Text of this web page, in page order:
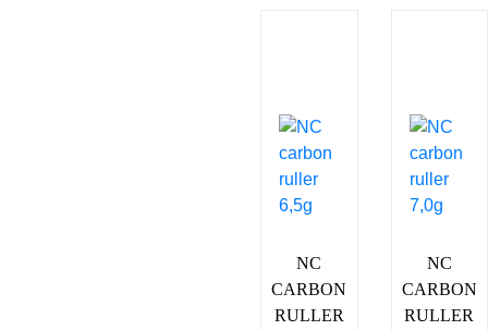
NC
CARBON
RULLER
NC
CARBON
RULLER